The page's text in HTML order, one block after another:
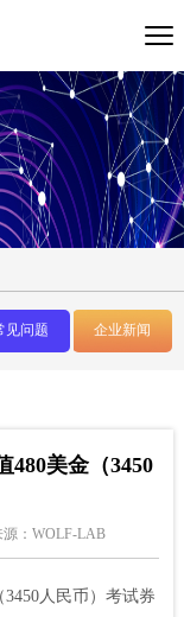
见问题 企业新闻
480美金（3450
源：WOLF-LAB
人民币）考试券